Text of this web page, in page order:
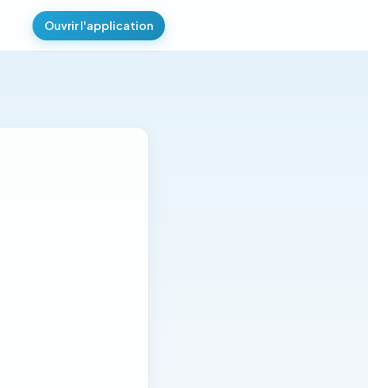
Ouvrir l'application